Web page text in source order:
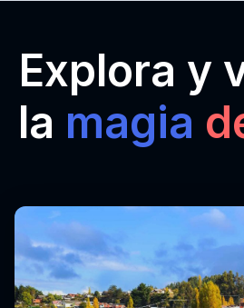
Explora y
la magia